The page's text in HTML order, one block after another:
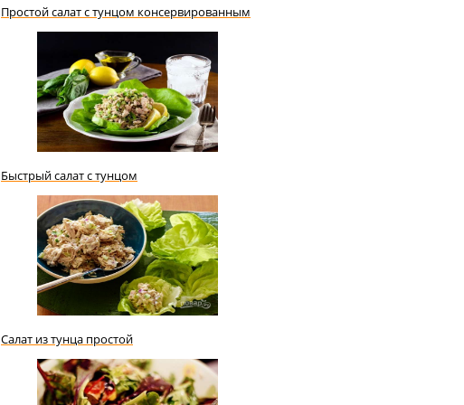
Простой салат с тунцом консервированным
Быстрый салат с тунцом
Салат из тунца простой